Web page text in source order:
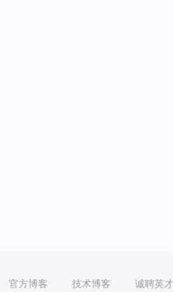
官方博客 技术博客 诚聘英才